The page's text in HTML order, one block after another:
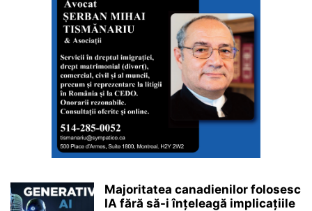
Majoritatea canadienilor folosesc
IA fără să-i înțeleagă implicațiile